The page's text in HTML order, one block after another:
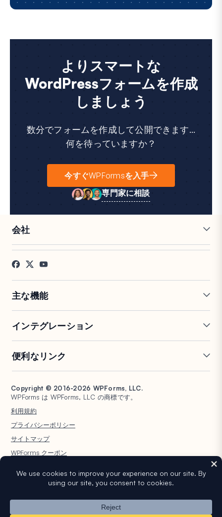
よりスマートな
WordPressフォームを作成
しましょう
数分でフォームを作成して公開できます...
何を待っていますか？
今すぐWPFormsを入手
専門家に相談
会社
採用情報
お客様の声
プレス
アフィリエイト
主な機能
条件付きロジック
会話型フォーム
フォームランディングページ
エントリー管理
フォーム放棄
フォーム通知
ファイルアップロード
計算フォーム
ジオロケーションフォーム
PDF生成
署名フォーム
スパム保護
アンケートと投票
インテグレーション
Google Sheets
Salesforce
HubSpot
Google ドライブ
Stripe
PayPal
Square
便利なリンク
ドキュメント
プランと料金
WordPress ホスティング
WPBeginner
WPConsent
Universally
Copyright © 2016-2026 WPForms, LLC.
WPForms は WPForms, LLC の商標です。
利用規約
プライバシーポリシー
サイトマップ
WPForms クーポン
ブサイトでの WordPress® の名前の使用は、識別目的のみであり、
WordPress Foundation による承認を意味するものではありません。